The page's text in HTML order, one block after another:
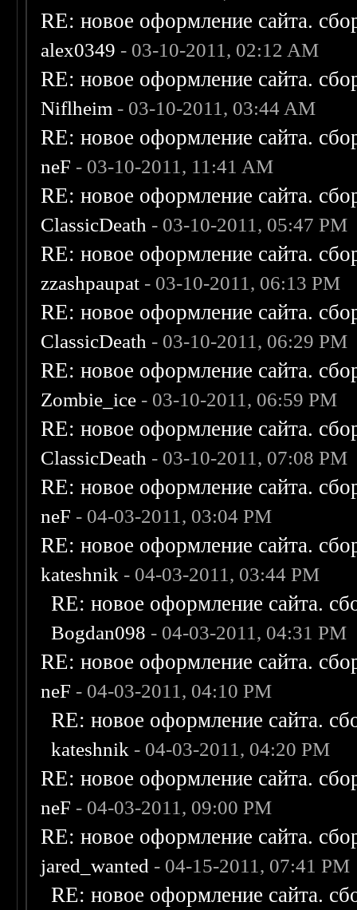
RE: новое оформление сайта.
alex0349 - 03-10-2011, 02:12 AM
RE: новое оформление сайта.
Niflheim - 03-10-2011, 03:44 AM
RE: новое оформление сайта.
neF - 03-10-2011, 11:41 AM
RE: новое оформление сайта.
ClassicDeath - 03-10-2011, 05:47 PM
RE: новое оформление сайта.
zzashpaupat - 03-10-2011, 06:13 PM
RE: новое оформление сайта.
ClassicDeath - 03-10-2011, 06:29 PM
RE: новое оформление сайта.
Zombie_ice - 03-10-2011, 06:59 PM
RE: новое оформление сайта.
ClassicDeath - 03-10-2011, 07:08 PM
RE: новое оформление сайта.
neF - 04-03-2011, 03:04 PM
RE: новое оформление сайта.
kateshnik - 04-03-2011, 03:44 PM
RE: новое оформление сайта.
Bogdan098 - 04-03-2011, 04:31 PM
RE: новое оформление сайта.
neF - 04-03-2011, 04:10 PM
RE: новое оформление сайта.
kateshnik - 04-03-2011, 04:20 PM
RE: новое оформление сайта.
neF - 04-03-2011, 09:00 PM
RE: новое оформление сайта.
jared_wanted - 04-15-2011, 07:41 PM
RE: новое оформление сайта.